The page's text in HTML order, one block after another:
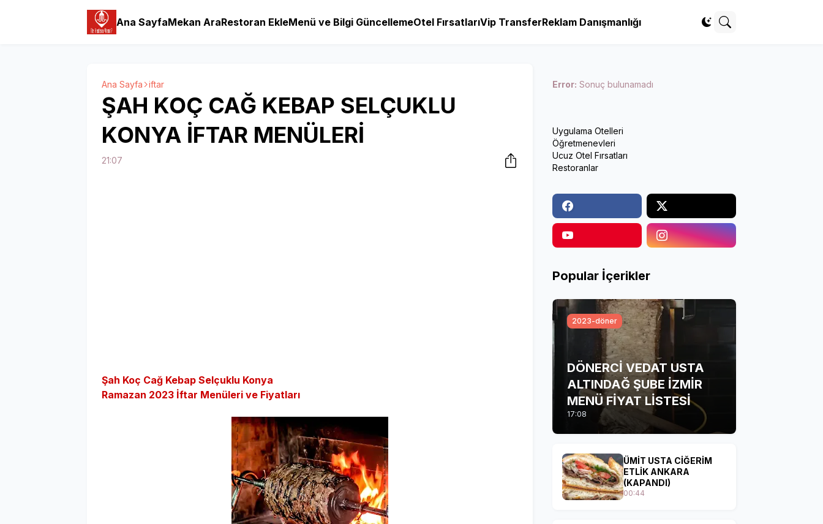
Ana SayfaMekan AraRestoran EkleMenü ve Bilgi GüncellemeOtel FırsatlarıVip TransferReklam Danışmanlığı
Ana Sayfa iftar
ŞAH KOÇ CAĞ KEBAP SELÇUKLU
KONYA İFTAR MENÜLERİ
21:07
Şah Koç Cağ Kebap Selçuklu Konya
Ramazan 2023 İftar Menüleri ve Fiyatları
Error: Sonuç bulunamadı
Uygulama Otelleri
Öğretmenevleri
Ucuz Otel Fırsatları
Restoranlar
Popular İçerikler
2023-döner
DÖNERCİ VEDAT USTA
ALTINDAĞ ŞUBE İZMİR
MENÜ FİYAT LİSTESİ
17:08
ÜMİT USTA CİĞERİM
ETLİK ANKARA
(KAPANDI)
00:44